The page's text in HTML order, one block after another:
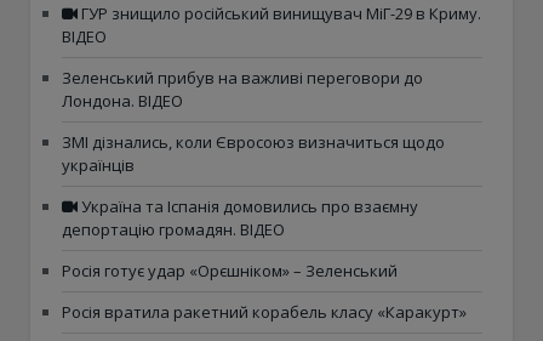
ГУР знищило російський винищувач МіГ-29 в Криму.
ВІДЕО
Зеленський прибув на важливі переговори до
Лондона. ВІДЕО
ЗМІ дізнались, коли Євросоюз визначиться щодо
українців
Україна та Іспанія домовились про взаємну
депортацію громадян. ВІДЕО
Росія готує удар «Орєшніком» – Зеленський
Росія вратила ракетний корабель класу «Каракурт»